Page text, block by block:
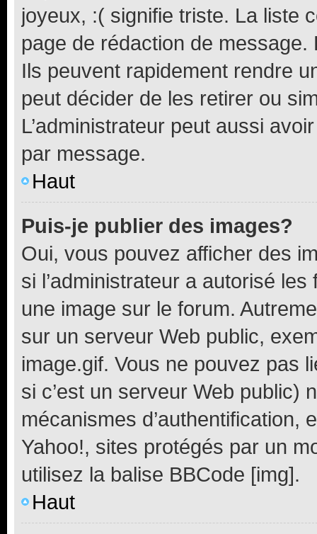
joyeux, :( signifie triste. La liste
page de rédaction de
Ils peuvent rapidement rendre
peut décider de les retirer ou
L’administrateur peut aussi
par message.
Haut
Puis-je publier des images?
Oui, vous pouvez afficher des
si l’administrateur a autorisé
une image sur le forum.
sur un serveur Web public,
image.gif. Vous ne pouvez pas
si c’est un serveur Web public)
mécanismes d’authentification,
Yahoo!, sites protégés par un
utilisez la balise BBCode [img].
Haut